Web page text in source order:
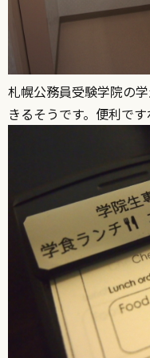
札幌公務員受験学院の
きるそうです。便利です